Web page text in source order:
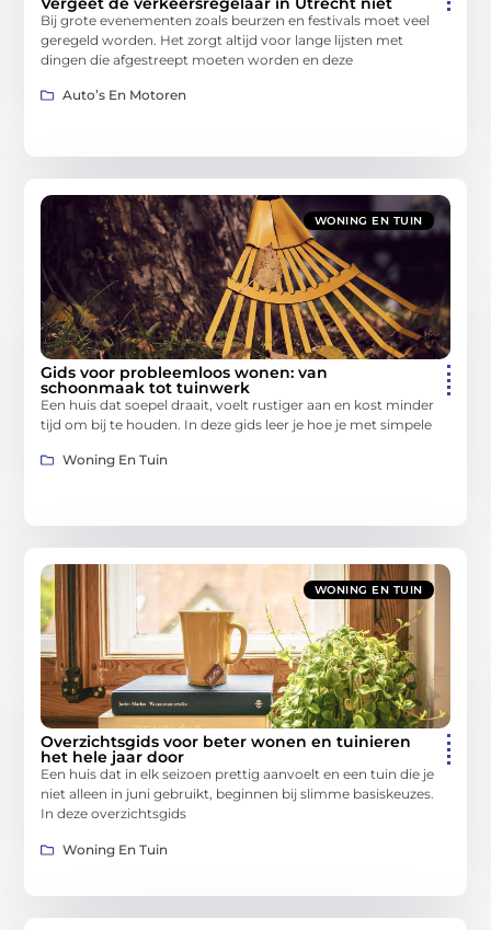
Bij grote evenementen zoals beurzen en festivals moet veel
geregeld worden. Het zorgt altijd voor lange lijsten met
dingen die afgestreept moeten worden en deze
Auto’s En Motoren
WONING EN TUIN
Gids voor probleemloos wonen: van
schoonmaak tot tuinwerk
Een huis dat soepel draait, voelt rustiger aan en kost minder
tijd om bij te houden. In deze gids leer je hoe je met simpele
Woning En Tuin
WONING EN TUIN
Overzichtsgids voor beter wonen en tuinieren
het hele jaar door
Een huis dat in elk seizoen prettig aanvoelt en een tuin die je
niet alleen in juni gebruikt, beginnen bij slimme basiskeuzes.
In deze overzichtsgids
Woning En Tuin